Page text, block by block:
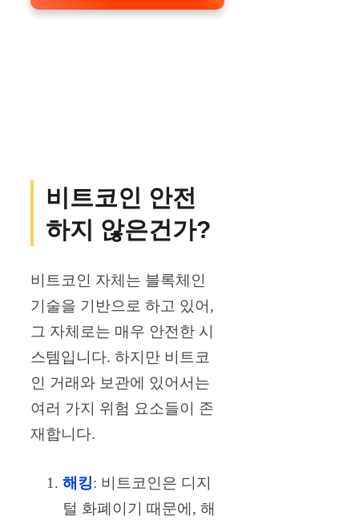
비트코인 안전
하지 않은건가?
비트코인 자체는 블록체인
기술을 기반으로 하고 있어,
그 자체로는 매우 안전한 시
스템입니다. 하지만 비트코
인 거래와 보관에 있어서는
여러 가지 위험 요소들이 존
재합니다.
해킹: 비트코인은 디지
털 화폐이기 때문에, 해